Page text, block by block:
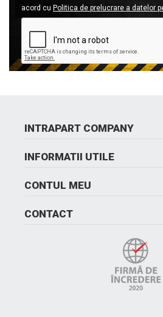
acord cu Politica de prelucrare a datelor
INTRAPART COMPANY
INFORMATII UTILE
CONTUL MEU
CONTACT